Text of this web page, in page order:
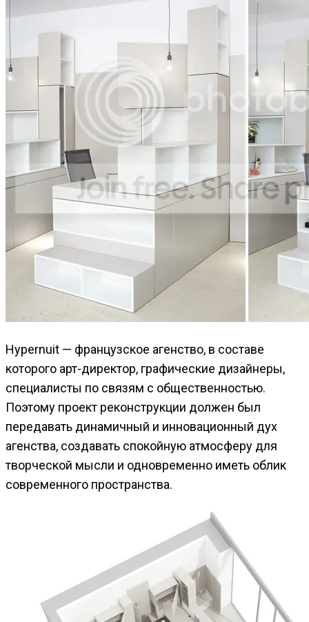
Hypernuit — французское агенство, в составе
которого арт-директор, графические дизайнеры,
специалисты по связям с общественностью.
Поэтому проект реконструкции должен был
передавать динамичный и инновационный дух
агенства, создавать спокойную атмосферу для
творческой мысли и одновременно иметь облик
современного пространства.